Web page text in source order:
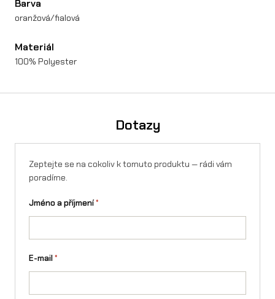
Barva
oranžová/fialová
Materiál
100% Polyester
Dotazy
Zeptejte se na cokoliv k tomuto produktu — rádi vám
poradíme.
Jméno a příjmení*
E-mail*